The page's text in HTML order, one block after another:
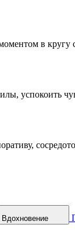
в
успокоить
Вдохновение